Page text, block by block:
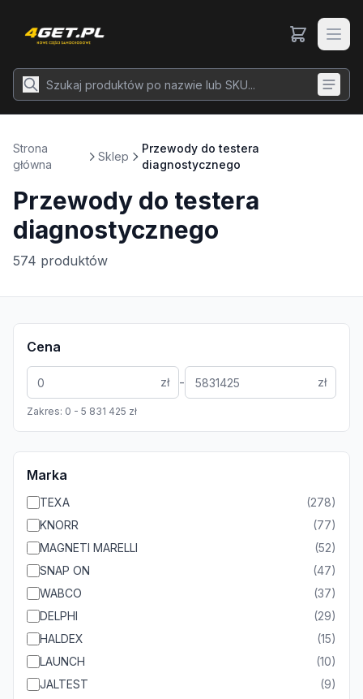
Strona
główna
Sklep
Przewody do testera
diagnostycznego
Przewody do testera
diagnostycznego
574 produktów
Cena
zł - zł
Zakres: 0 - 5 831 425 zł
Marka
TEXA (278)
KNORR
(77)
MAGNETI MARELLI
(52)
SNAP ON
(47)
WABCO
(37)
DELPHI
(29)
HALDEX
(15)
LAUNCH
(10)
JALTEST
(9)